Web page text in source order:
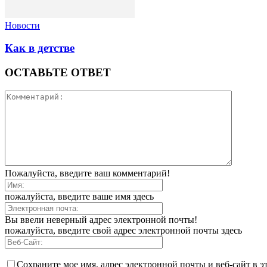
Новости
Как в детстве
ОСТАВЬТЕ ОТВЕТ
Пожалуйста, введите ваш комментарий!
пожалуйста, введите ваше имя здесь
Вы ввели неверный адрес электронной почты!
пожалуйста, введите свой адрес электронной почты здесь
Сохраните мое имя, адрес электронной почты и веб-сайт в